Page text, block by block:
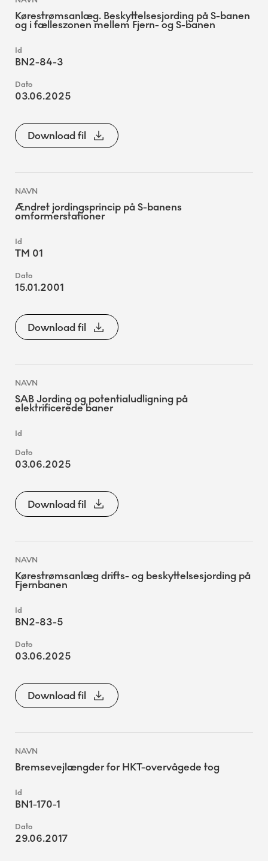
Kørestrømsanlæg. Beskyttelsesjording på S-banen
og i fælleszonen mellem Fjern- og S-banen
BN2-84-3
03.06.2025
Download fil
Ændret jordingsprincip på S-banens
omformerstationer
TM 01
15.01.2001
Download fil
SAB Jording og potentialudligning på
elektrificerede baner
03.06.2025
Download fil
Kørestrømsanlæg drifts- og beskyttelsesjording på
Fjernbanen
BN2-83-5
03.06.2025
Download fil
Bremsevejlængder for HKT-overvågede tog
BN1-170-1
29.06.2017